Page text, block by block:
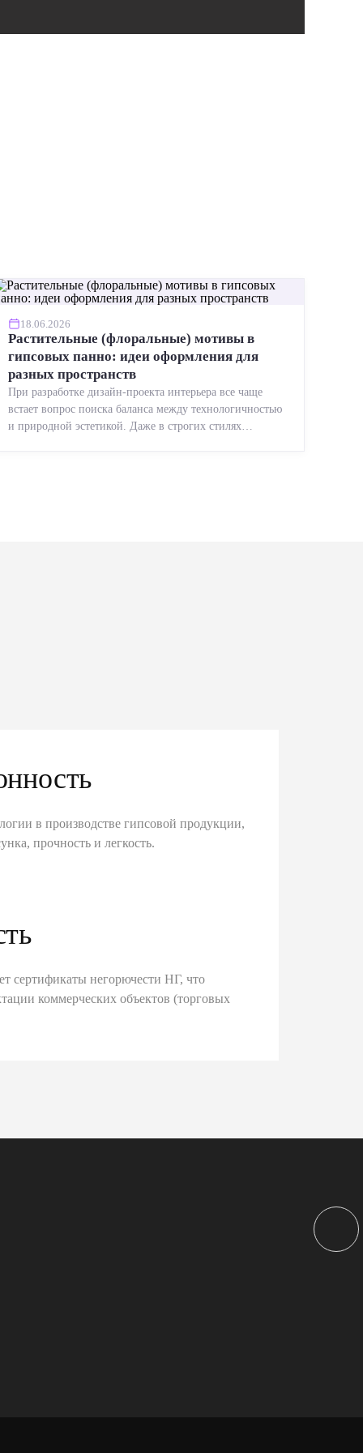
18.06.2026
Растительные (флоральные) мотивы в
гипсовых панно: идеи оформления для
разных пространств
При разработке дизайн-проекта интерьера все чаще
встает вопрос поиска баланса между технологичностью
и природной эстетикой. Даже в строгих стилях
в производстве гипсовой продукции,
прочность и легкость.
сертификаты негорючести НГ, что
коммерческих объектов (торговых